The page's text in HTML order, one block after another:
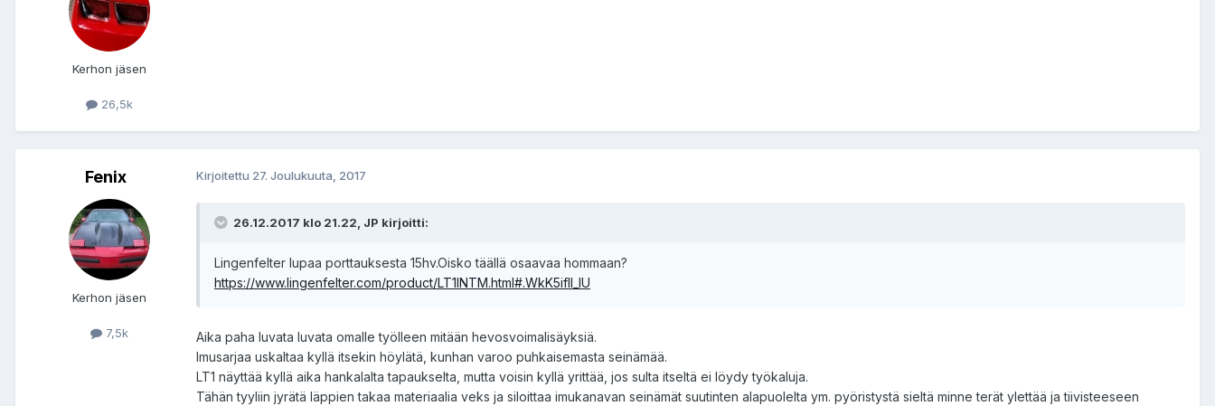
Kerhon jäsen
26,5k
Fenix
Kerhon jäsen
7,5k
Kirjoitettu 27. Joulukuuta, 2017
26.12.2017 klo 21.22, JP kirjoitti:
Lingenfelter lupaa porttauksesta 15hv.Oisko täällä osaavaa hommaan?
https://www.lingenfelter.com/product/LT1INTM.html#.WkK5ifll_IU
Aika paha luvata luvata omalle työlleen mitään hevosvoimalisäyksiä.
Imusarjaa uskaltaa kyllä itsekin höylätä, kunhan varoo puhkaisemasta seinämää.
LT1 näyttää kyllä aika hankalalta tapaukselta, mutta voisin kyllä yrittää, jos sulta itseltä ei löydy työkaluja.
Tähän tyyliin jyrätä läppien takaa materiaalia veks ja siloittaa imukanavan seinämät suutinten alapuolelta ym. pyöristystä sieltä minne terät ylettää ja tiivisteeseen